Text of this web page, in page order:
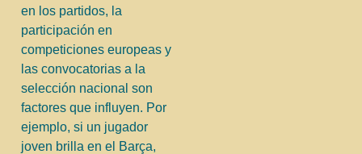
en los partidos, la
participación en
competiciones europeas y
las convocatorias a la
selección nacional son
factores que influyen. Por
ejemplo, si un jugador
joven brilla en el Barça,